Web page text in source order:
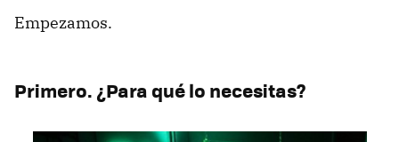
Empezamos.
Primero. ¿Para qué lo necesitas?